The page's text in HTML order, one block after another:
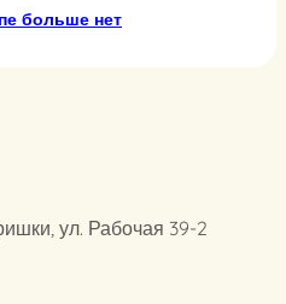
больше нет
ул. Рабочая 39-2